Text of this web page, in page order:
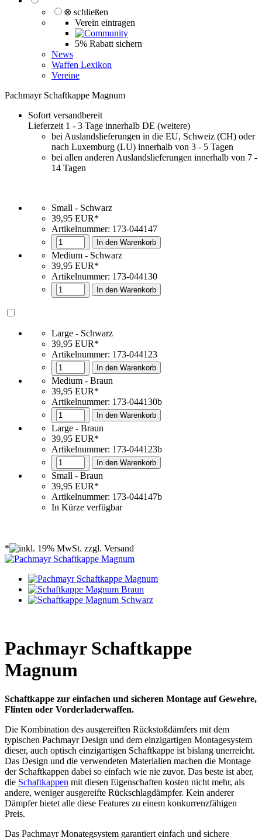
⊗ schließen
Verein eintragen
5% Rabatt sichern
News
Waffen Lexikon
Vereine
Pachmayr Schaftkappe Magnum
Sofort versandbereit
Lieferzeit 1 - 3 Tage innerhalb DE (weitere)
bei Auslandslieferungen in die EU, Schweiz (CH) oder
nach Luxemburg (LU) innerhalb von 3 - 5 Tagen
bei allen anderen Auslandslieferungen innerhalb von 7 -
14 Tagen
Small - Schwarz
39,95 EUR*
Artikelnummer: 173-044147
In den Warenkorb
Medium - Schwarz
39,95 EUR*
Artikelnummer: 173-044130
In den Warenkorb
Large - Schwarz
39,95 EUR*
Artikelnummer: 173-044123
In den Warenkorb
Medium - Braun
39,95 EUR*
Artikelnummer: 173-044130b
In den Warenkorb
Large - Braun
39,95 EUR*
Artikelnummer: 173-044123b
In den Warenkorb
Small - Braun
39,95 EUR*
Artikelnummer: 173-044147b
In Kürze verfügbar
*
Pachmayr Schaftkappe
Magnum
Schaftkappe zur einfachen und sicheren Montage auf Gewehre,
Flinten oder Vorderladerwaffen.
Die Kombination des ausgereiften Rückstoßdämfers mit dem
typischen Pachmayr Design und dem einzigartigen Montagesystem
dieser, auch optisch einzigartigen Schaftkappe ist bislang unerreicht.
Das Design und die verwendeten Materialien machen die Montage
der Schaftkappen dabei so einfach wie nie zuvor. Das beste ist aber,
die Schaftkappen mit diesen Eigenschaften kosten nicht mehr, als
andere, weniger ausgereifte Rückschlagdämpfer. Kein anderer
Dämpfer bietet alle diese Features zu einem konkurrenzfähigen
Preis.
Das Pachmayr Monategsystem garantiert einfach und sichere